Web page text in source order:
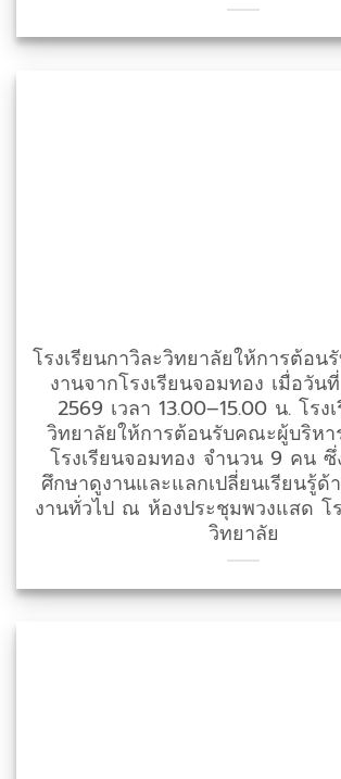
โรงเรียนกาวิละวิทยาลัยให้การต้อ
งานจากโรงเรียนจอมทอง เมื่อวัน
2569 เวลา 13.00–15.00 น. โรง
วิทยาลัยให้การต้อนรับคณะผู้บริหา
โรงเรียนจอมทอง จำนวน 9 คน ซึ่
ศึกษาดูงานและแลกเปลี่ยนเรียนรู้ด้
งานทั่วไป ณ ห้องประชุมพวงแสด โร
วิทยาลัย